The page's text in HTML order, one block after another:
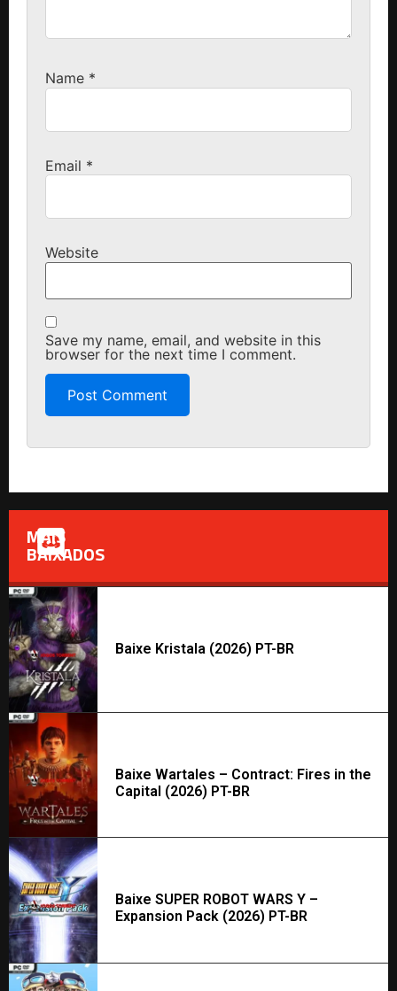
Name *
Email *
Website
Save my name, email, and website in this
browser for the next time I comment.
MAIS
BAIXADOS
Baixe Kristala (2026) PT-BR
Baixe Wartales – Contract: Fires in the
Capital (2026) PT-BR
Baixe SUPER ROBOT WARS Y –
Expansion Pack (2026) PT-BR